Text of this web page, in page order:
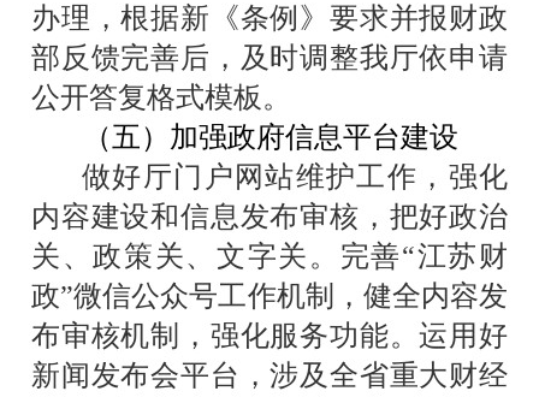
办理，根据新《条例》要求并报财政
部反馈完善后，及时调整我厅依申请
公开答复格式模板。
（五）加强政府信息平台建设
做好厅门户网站维护工作，强化
内容建设和信息发布审核，把好政治
关、政策关、文字关。完善“江苏财
政”微信公众号工作机制，健全内容发
布审核机制，强化服务功能。运用好
新闻发布会平台，涉及全省重大财经